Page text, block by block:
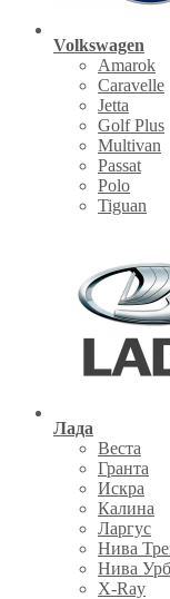
Volkswagen
Amarok
Caravelle
Jetta
Golf Plus
Multivan
Passat
Polo
Tiguan
Лада
Веста
Гранта
Искра
Калина
Ларгус
Нива
Нива
X-Ray